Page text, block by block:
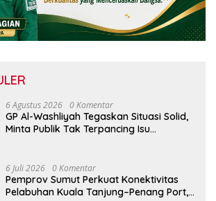
6 Agustus 2026 0 Komentar
GP Al-Washliyah Tegaskan Situasi Solid,
Minta Publik Tak Terpancing Isu
6 Juli 2026 0 Komentar
Pemprov Sumut Perkuat Konektivitas
Pelabuhan Kuala Tanjung–Penang Port,